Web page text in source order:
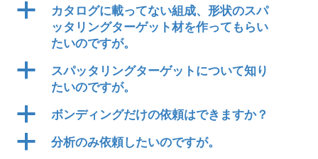
a
カタログに載ってない組成、形状のスパ
ッタリングターゲット材を作ってもらい
たいのですが。
a
スパッタリングターゲットについて知り
たいのですが。
a ボンディングだけの依頼はできますか？
a 分析のみ依頼したいのですが。